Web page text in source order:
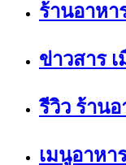
ร้านอาหา
ข่าวสาร
รีวิว ร้าน
เมนูอาหา